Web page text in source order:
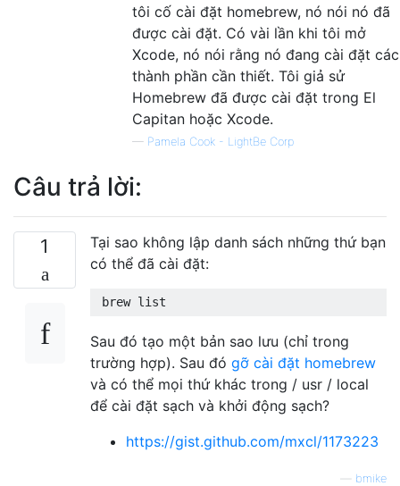
tôi cố cài đặt homebrew, nó nói nó đã
được cài đặt. Có vài lần khi tôi mở
Xcode, nó nói rằng nó đang cài đặt các
thành phần cần thiết. Tôi giả sử
Homebrew đã được cài đặt trong El
Capitan hoặc Xcode.
— Pamela Cook - LightBe Corp
Câu trả lời:
1
Tại sao không lập danh sách những thứ bạn
có thể đã cài đặt:
Sau đó tạo một bản sao lưu (chỉ trong
trường hợp). Sau đó gỡ cài đặt homebrew
và có thể mọi thứ khác trong / usr / local
để cài đặt sạch và khởi động sạch?
https://gist.github.com/mxcl/1173223
bmike